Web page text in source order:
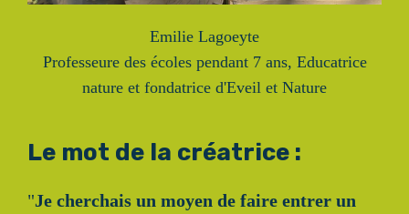
Emilie Lagoeyte
Professeure des écoles pendant 7 ans, Educatrice
nature et fondatrice d'Eveil et Nature
Le mot de la créatrice :
"Je cherchais un moyen de faire entrer un